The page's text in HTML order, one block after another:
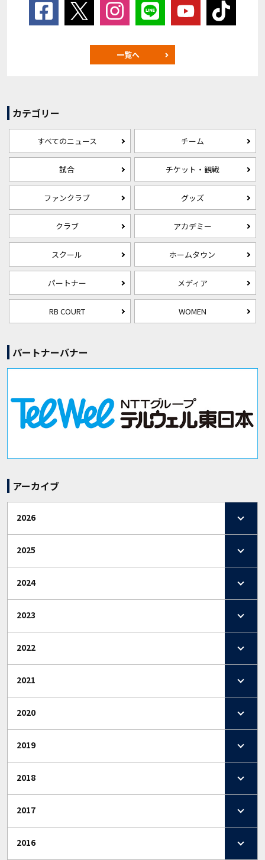
一覧へ
カテゴリー
すべてのニュース チーム
試合 チケット・観戦
ファンクラブ グッズ
クラブ アカデミー
スクール ホームタウン
パートナー メディア
RB COURT WOMEN
パートナーバナー
アーカイブ
2026
2025
2024
2023
2022
2021
2020
2019
2018
2017
2016